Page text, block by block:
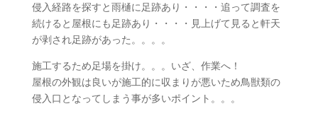
侵入経路を探すと雨樋に足跡あり・・・・追って調査を
続けると屋根にも足跡あり・・・・見上げて見ると軒天
が剥され足跡があった。。。。
施工するため足場を掛け。。。いざ、作業へ！
屋根の外観は良いが施工的に収まりが悪いため鳥獣類の
侵入口となってしまう事が多いポイント。。。